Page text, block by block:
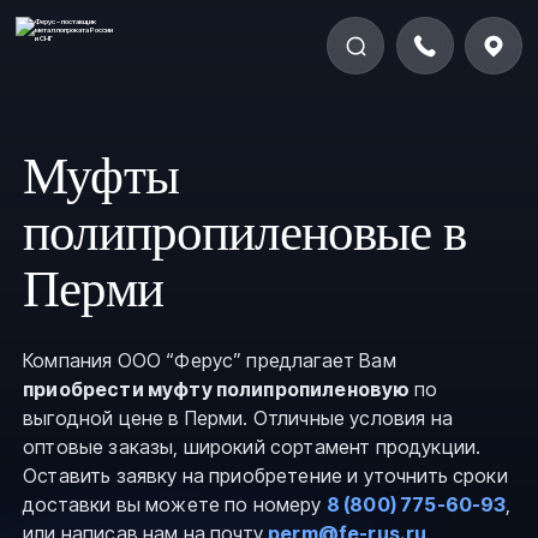
Муфты
полипропиленовые в
Перми
Компания ООО “Ферус” предлагает Вам
приобрести муфту полипропиленовую по
выгодной цене в Перми. Отличные условия на
оптовые заказы, широкий сортамент продукции.
Оставить заявку на приобретение и уточнить сроки
доставки вы можете по номеру 8 (800) 775-60-93,